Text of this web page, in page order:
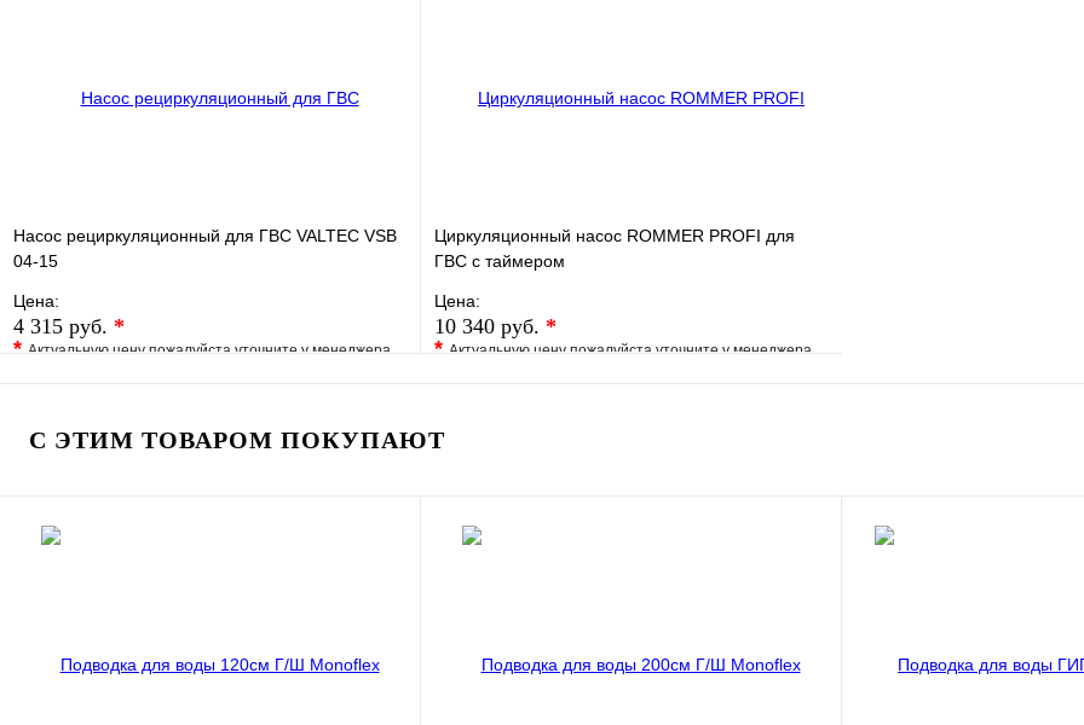
Насос рециркуляционный для ГВС VALTEC VSB
04-15
Цена:
4 315 руб. *
*Актуальную цену пожалуйста уточните у менеджера
В избранное Сравнение
В корзину
Циркуляционный насос ROMMER PROFI для
ГВС с таймером
Цена:
10 340 руб. *
*Актуальную цену пожалуйста уточните у менеджера
В избранное Сравнение
В корзину
С ЭТИМ ТОВАРОМ ПОКУПАЮТ